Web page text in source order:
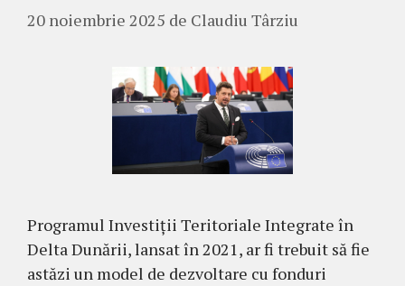
20 noiembrie 2025 de Claudiu Târziu
Programul Investiții Teritoriale Integrate în
Delta Dunării, lansat în 2021, ar fi trebuit să fie
astăzi un model de dezvoltare cu fonduri